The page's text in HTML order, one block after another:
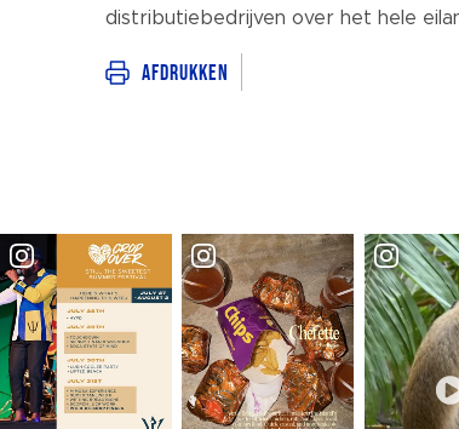
distributiebedrijven over het hele
Afdrukken